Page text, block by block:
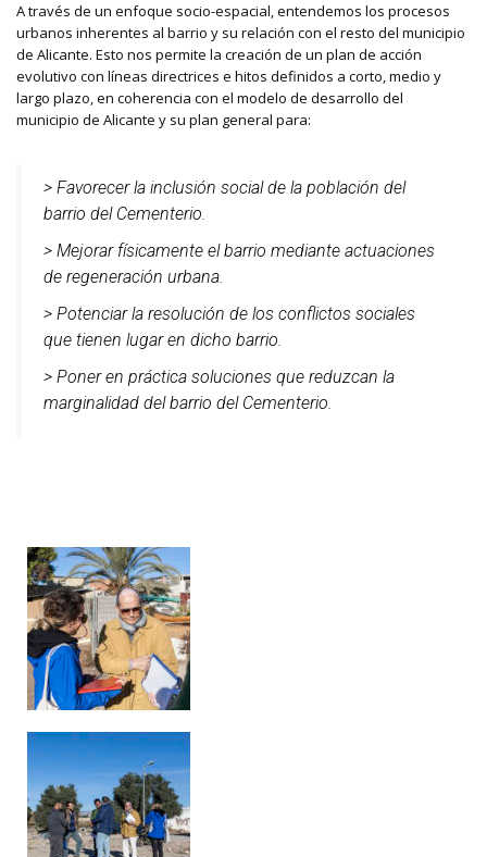
A través de un enfoque socio-espacial, entendemos los procesos
urbanos inherentes al barrio y su relación con el resto del municipio
de Alicante. Esto nos permite la creación de un plan de acción
evolutivo con líneas directrices e hitos definidos a corto, medio y
largo plazo, en coherencia con el modelo de desarrollo del
municipio de Alicante y su plan general para:
> Favorecer la inclusión social de la población del
barrio del Cementerio.
> Mejorar físicamente el barrio mediante actuaciones
de regeneración urbana.
> Potenciar la resolución de los conflictos sociales
que tienen lugar en dicho barrio.
> Poner en práctica soluciones que reduzcan la
marginalidad del barrio del Cementerio.